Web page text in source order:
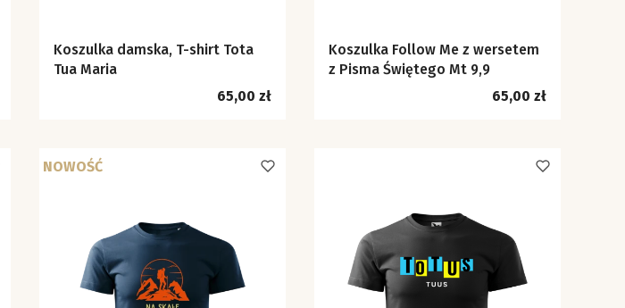
Koszulka damska, T-shirt Tota
Tua Maria
Cena
65,00 zł
Koszulka Follow Me z wersetem
z Pisma Świętego Mt 9,9
Cena
65,00 zł
NOWOŚĆ